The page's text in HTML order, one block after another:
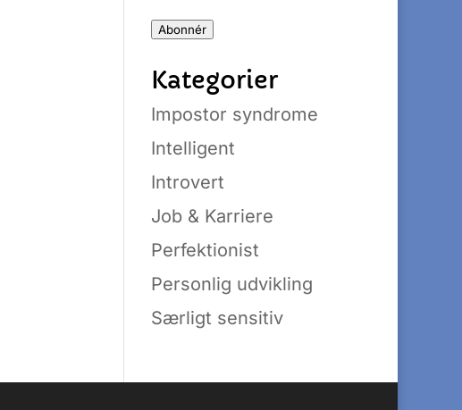
Abonnér
Kategorier
Impostor syndrome
Intelligent
Introvert
Job & Karriere
Perfektionist
Personlig udvikling
Særligt sensitiv